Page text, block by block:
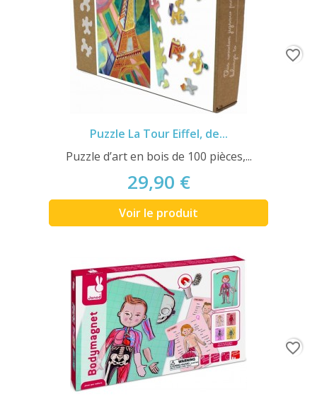
Puzzle La Tour Eiffel, de...
Puzzle d’art en bois de 100 pièces,...
29,90 €
Voir le produit
favorite_border
favorite_border